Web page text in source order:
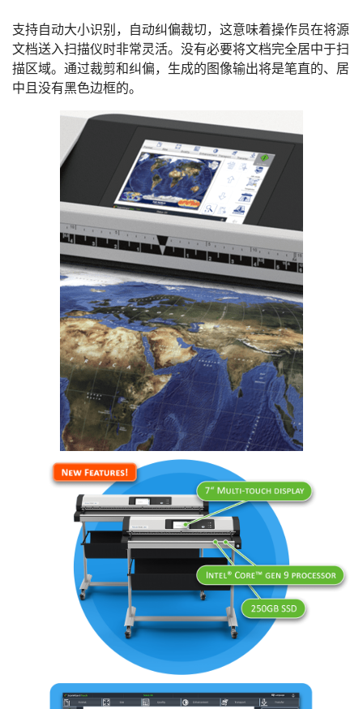
支持自动大小识别，自动纠偏裁切，这意味着操作员在将源
文档送入扫描仪时非常灵活。没有必要将文档完全居中于扫
描区域。通过裁剪和纠偏，生成的图像输出将是笔直的、居
中且没有黑色边框的。